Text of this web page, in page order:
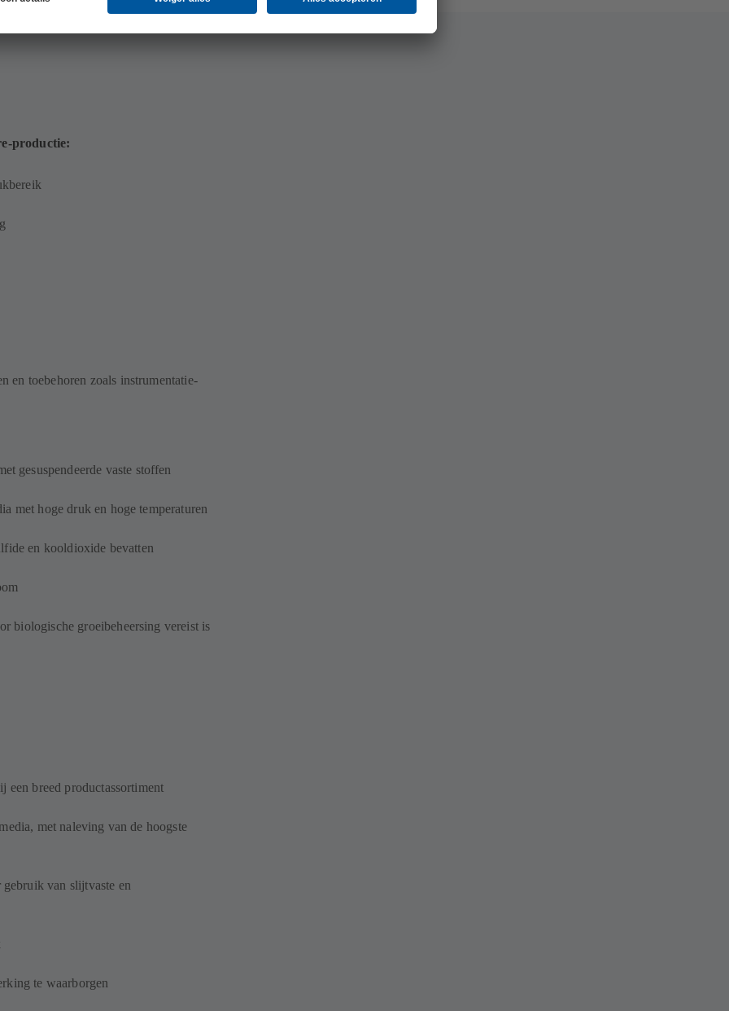
productie:
en toebehoren zoals instrumentatie-
gesuspendeerde vaste stoffen
met hoge druk en hoge temperaturen
en kooldioxide bevatten
biologische groeibeheersing vereist is
een breed productassortiment
met naleving van de hoogste
van slijtvaste en
te waarborgen